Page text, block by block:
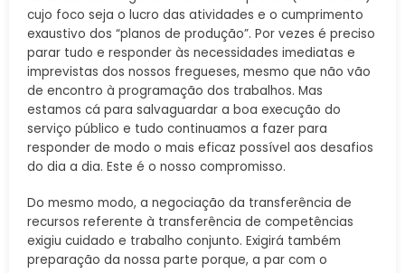
cujo foco seja o lucro das atividades e o cumprimento
exaustivo dos “planos de produção”. Por vezes é preciso
parar tudo e responder às necessidades imediatas e
imprevistas dos nossos fregueses, mesmo que não vão
de encontro à programação dos trabalhos. Mas
estamos cá para salvaguardar a boa execução do
serviço público e tudo continuamos a fazer para
responder de modo o mais eficaz possível aos desafios
do dia a dia. Este é o nosso compromisso.
Do mesmo modo, a negociação da transferência de
recursos referente à transferência de competências
exigiu cuidado e trabalho conjunto. Exigirá também
preparação da nossa parte porque, a par com o